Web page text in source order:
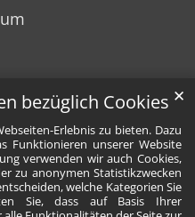
bezüglich Cookies
Erlebnis zu bieten. Dazu
Funktionieren unserer Website
verwenden wir auch Cookies,
zu anonymen Statistikzwecken
welche Kategorien Sie
Sie, dass auf Basis Ihrer
✕